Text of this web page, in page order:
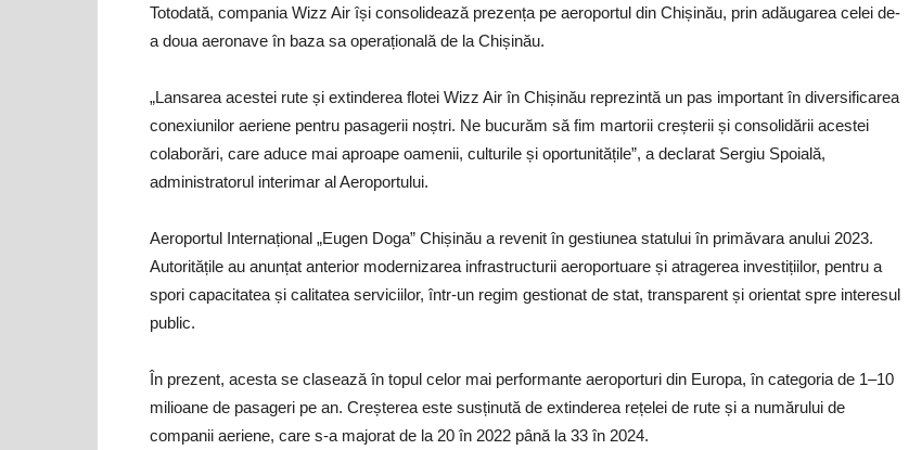
Totodată, compania Wizz Air își consolidează prezența pe aeroportul din Chișinău, prin adăugarea celei de-
a doua aeronave în baza sa operațională de la Chișinău.
„Lansarea acestei rute și extinderea flotei Wizz Air în Chișinău reprezintă un pas important în diversificarea
conexiunilor aeriene pentru pasagerii noștri. Ne bucurăm să fim martorii creșterii și consolidării acestei
colaborări, care aduce mai aproape oamenii, culturile și oportunitățile”, a declarat Sergiu Spoială,
administratorul interimar al Aeroportului.
Aeroportul Internațional „Eugen Doga” Chișinău a revenit în gestiunea statului în primăvara anului 2023.
Autoritățile au anunțat anterior modernizarea infrastructurii aeroportuare și atragerea investițiilor, pentru a
spori capacitatea și calitatea serviciilor, într-un regim gestionat de stat, transparent și orientat spre interesul
public.
În prezent, acesta se clasează în topul celor mai performante aeroporturi din Europa, în categoria de 1–10
milioane de pasageri pe an. Creșterea este susținută de extinderea rețelei de rute și a numărului de
companii aeriene, care s-a majorat de la 20 în 2022 până la 33 în 2024.